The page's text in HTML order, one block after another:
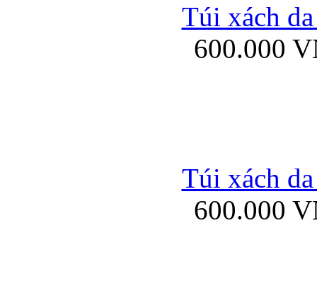
Ốp lưng
Túi xách
600.000
Túi xách
600.000